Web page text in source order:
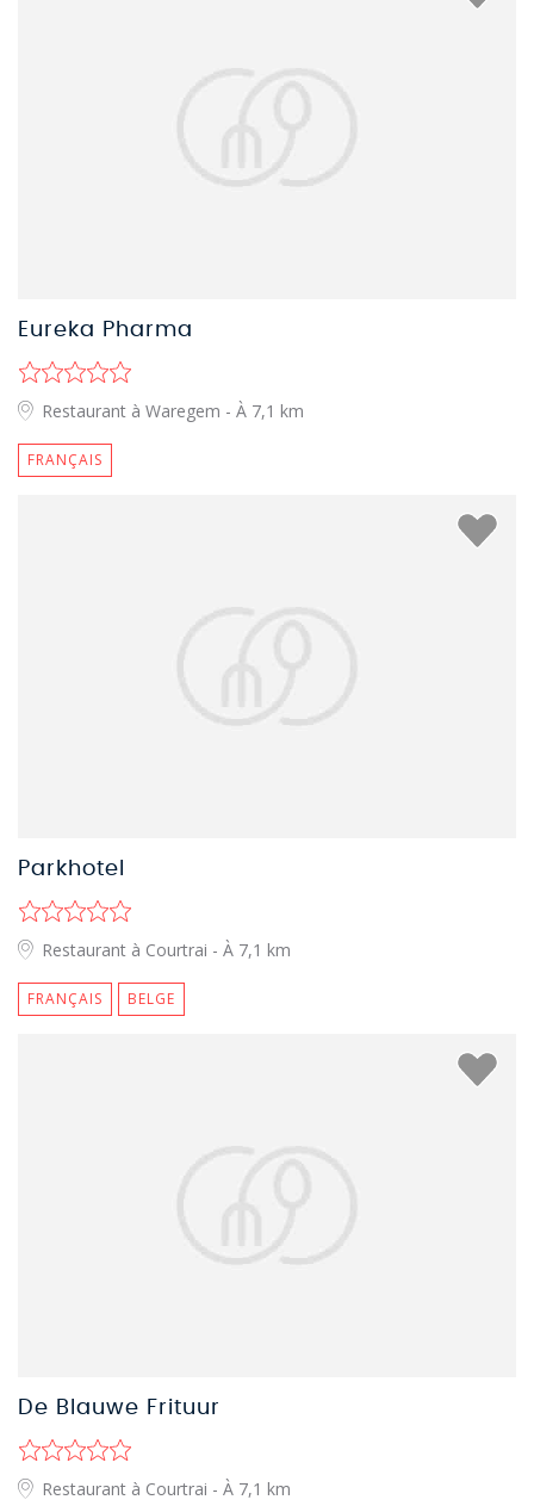
Eureka Pharma
Restaurant à Waregem - À 7,1 km
FRANÇAIS
Parkhotel
Restaurant à Courtrai - À 7,1 km
FRANÇAIS BELGE
De Blauwe Frituur
Restaurant à Courtrai - À 7,1 km